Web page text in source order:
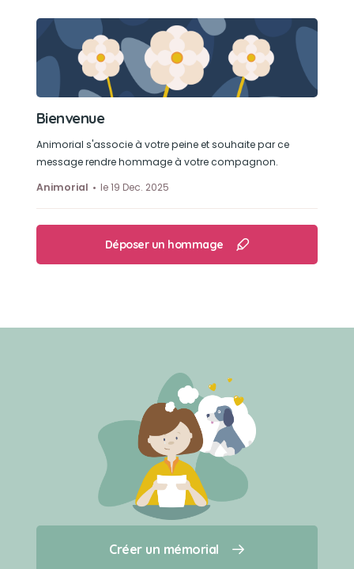
Créer un mémorial
Qui sommes-nous ?
Bienvenue
Animorial s'associe à votre peine et souhaite par ce
message rendre hommage à votre compagnon.
Animorial
le 19 Dec. 2025
Déposer un hommage
Créer un mémorial